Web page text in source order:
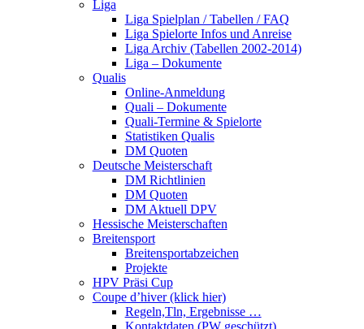
Liga
Liga Spielplan / Tabellen / FAQ
Liga Spielorte Infos und Anreise
Liga Archiv (Tabellen 2002-2014)
Liga – Dokumente
Qualis
Online-Anmeldung
Quali – Dokumente
Quali-Termine & Spielorte
Statistiken Qualis
DM Quoten
Deutsche Meisterschaft
DM Richtlinien
DM Quoten
DM Aktuell DPV
Hessische Meisterschaften
Breitensport
Breitensportabzeichen
Projekte
HPV Präsi Cup
Coupe d’hiver (klick hier)
Regeln,Tln, Ergebnisse …
Kontaktdaten (PW geschützt)